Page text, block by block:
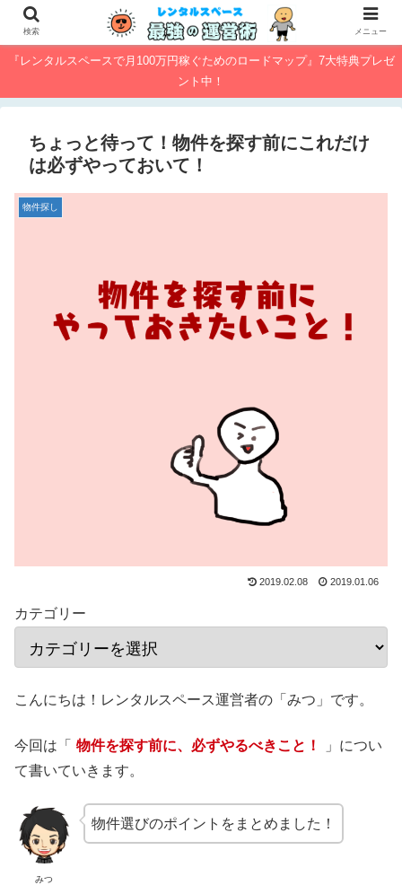
『レンタルスペースで月100万円稼ぐためのロードマップ』7大特典プレゼ
ント中！
ちょっと待って！物件を探す前にこれだけ
は必ずやっておいて！
物件探し
2019.02.08 2019.01.06
カテゴリー
こんにちは！レンタルスペース運営者の「みつ」です。
今回は「 物件を探す前に、必ずやるべきこと！
」につい
て書いていきます。
みつ
物件選びのポイントをまとめました！
検索 メニュー